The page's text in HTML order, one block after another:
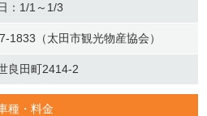
：1/1～1/3
1833（太田市観光物産協会）
良田町2414-2
種・料金